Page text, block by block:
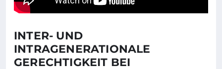
INTER- UND
INTRAGENERATIONALE
GERECHTIGKEIT BEI